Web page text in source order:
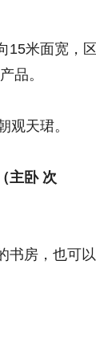
15米面宽，区
品。
观天珺。
主卧 次
书房，也可以